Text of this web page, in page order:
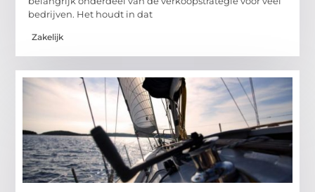
bedrijven. Het houdt in dat
Zakelijk